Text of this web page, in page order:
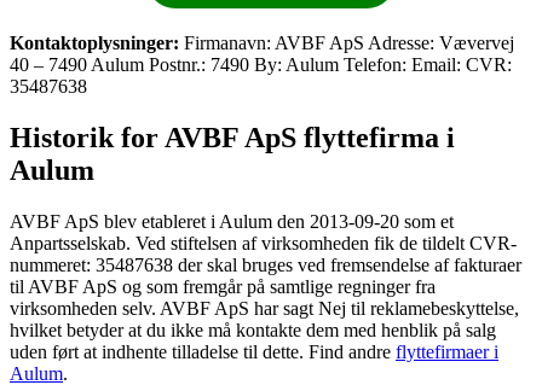
Kontaktoplysninger: Firmanavn: AVBF ApS Adresse: Vævervej
40 – 7490 Aulum Postnr.: 7490 By: Aulum Telefon: Email: CVR:
35487638
Historik for AVBF ApS flyttefirma i
Aulum
AVBF ApS blev etableret i Aulum den 2013-09-20 som et
Anpartsselskab. Ved stiftelsen af virksomheden fik de tildelt CVR-
nummeret: 35487638 der skal bruges ved fremsendelse af fakturaer
til AVBF ApS og som fremgår på samtlige regninger fra
virksomheden selv. AVBF ApS har sagt Nej til reklamebeskyttelse,
hvilket betyder at du ikke må kontakte dem med henblik på salg
uden ført at indhente tilladelse til dette. Find andre flyttefirmaer i
Aulum.